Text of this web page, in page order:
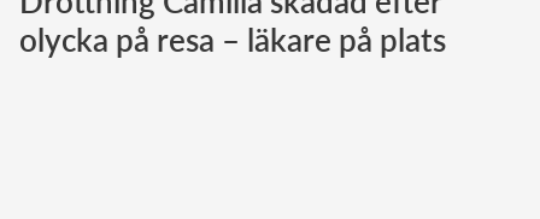
Norska kungahuset
olycka på resa – läkare på plats